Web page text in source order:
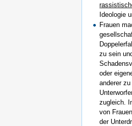
Ideologie
Frauen
zu sein
oder
anderer
zugleich.
von
der